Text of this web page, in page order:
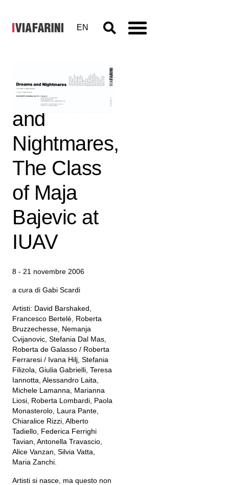
EN
Dreams
and
Nightmares,
The Class
of Maja
Bajevic at
IUAV
8 - 21 novembre 2006
a cura di Gabi Scardi
Artisti: David Barshaked,
Francesco Bertelè, Roberta
Bruzzechesse, Nemanja
Cvijanovic, Stefania Dal Mas,
Roberta de Galasso / Roberta
Ferraresi / Ivana Hilj, Stefania
Filizola, Giulia Gabrielli, Teresa
Iannotta, Alessandro Laita,
Michele Lamanna, Marianna
Liosi, Roberta Lombardi, Paola
Monasterolo, Laura Pante,
Chiaralice Rizzi, Alberto
Tadiello, Federica Ferrighi
Tavian, Antonella Travascio,
Alice Vanzan, Silvia Vatta,
Maria Zanchi.
Artisti si nasce, ma questo non